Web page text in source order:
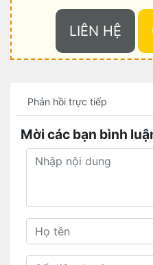
LIÊN HỆ
Phản hồi trực tiếp
Mời các bạn bình